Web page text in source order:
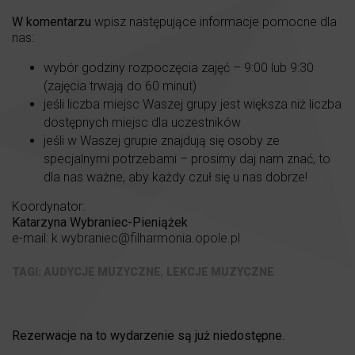
W komentarzu wpisz następujące informacje pomocne dla
nas:
wybór godziny rozpoczęcia zajęć – 9:00 lub 9:30
(zajęcia trwają do 60 minut)
jeśli liczba miejsc Waszej grupy jest większa niż liczba
dostępnych miejsc dla uczestników
jeśli w Waszej grupie znajdują się osoby ze
specjalnymi potrzebami – prosimy daj nam znać, to
dla nas ważne, aby każdy czuł się u nas dobrze!
Koordynator:
Katarzyna Wybraniec-Pieniążek
e-mail: k.wybraniec@filharmonia.opole.pl
Rezerwacje na to wydarzenie są już niedostępne.